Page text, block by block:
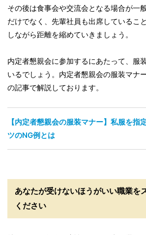
その後は食事会や交流会となる場合が一
だけでなく、先輩社員も出席しているこ
しながら距離を縮めていきましょう。
内定者懇親会に参加するにあたって、服
いるでしょう。内定者懇親会の服装マナ
の記事で解説しております。
【内定者懇親会の服装マナー】私服を指
ツのNG例とは
あなたが受けないほうがいい職業を
ください